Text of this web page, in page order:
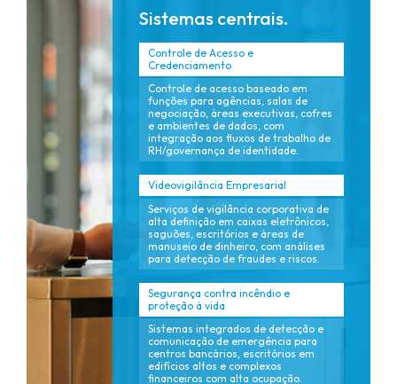
Sistemas centrais.
Controle de Acesso e
Credenciamento
Controle de acesso baseado em
funções para agências, salas de
negociação, áreas executivas, cofres
e ambientes de dados, com
integração aos fluxos de trabalho de
RH/governança de identidade.
Videovigilância Empresarial
Serviços de vigilância corporativa de
alta definição em caixas eletrônicos,
saguões, escritórios e áreas de
manuseio de dinheiro, com análises
para detecção de fraudes e riscos.
Segurança contra incêndio e
proteção à vida
Sistemas integrados de detecção e
comunicação de emergência para
centros bancários, escritórios em
edifícios altos e complexos
financeiros com alta ocupação.